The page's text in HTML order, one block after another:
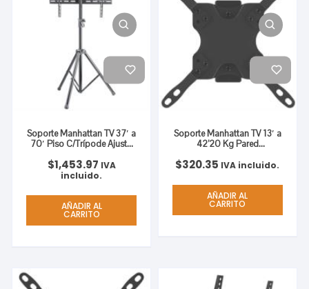
Soporte Manhattan TV 37′ a
70′ Piso C/Trípode Ajusto
$1,453.97 IVA
incluido.
AÑADIR AL
CARRITO
Soporte Manhattan TV 13′ a
42’20 Kg Pared
Color Negro
$320.35 IVA incluido.
AÑADIR AL
CARRITO